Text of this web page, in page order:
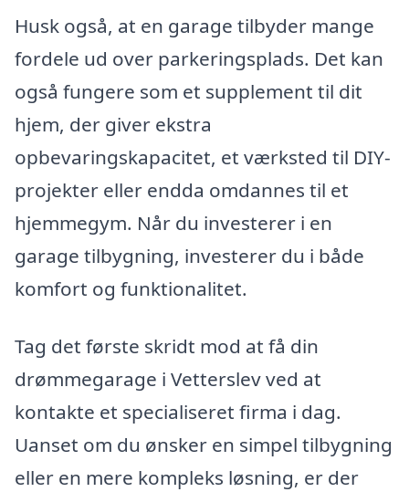
Husk også, at en garage tilbyder mange
fordele ud over parkeringsplads. Det kan
også fungere som et supplement til dit
hjem, der giver ekstra
opbevaringskapacitet, et værksted til DIY-
projekter eller endda omdannes til et
hjemmegym. Når du investerer i en
garage tilbygning, investerer du i både
komfort og funktionalitet.
Tag det første skridt mod at få din
drømmegarage i Vetterslev ved at
kontakte et specialiseret firma i dag.
Uanset om du ønsker en simpel tilbygning
eller en mere kompleks løsning, er der